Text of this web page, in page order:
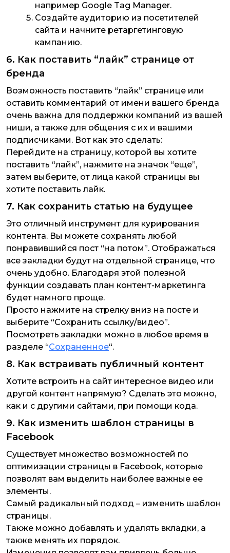
например Google Tag Manager.
Создайте аудиторию из посетителей
сайта и начните ретаргетинговую
кампанию.
6. Как поставить “лайк” странице от
бренда
Возможность поставить “лайк” странице или
оставить комментарий от имени вашего бренда
очень важна для поддержки компаний из вашей
ниши, а также для общения с их и вашими
подписчиками. Вот как это сделать:
Перейдите на страницу, которой вы хотите
поставить “лайк”, нажмите на значок “еще”,
затем выберите, от лица какой страницы вы
хотите поставить лайк.
7. Как сохранить статью на будущее
Это отличный инструмент для курирования
контента. Вы можете сохранять любой
понравившийся пост “на потом”. Отображаться
все закладки будут на отдельной странице, что
очень удобно. Благодаря этой полезной
функции создавать план контент-маркетинга
будет намного проще.
Просто нажмите на стрелку вниз на посте и
выберите “Сохранить ссылку/видео”.
Посмотреть закладки можно в любое время в
разделе “Сохраненное“.
8. Как встраивать публичный контент
Хотите встроить на сайт интересное видео или
другой контент напрямую? Сделать это можно,
как и с другими сайтами, при помощи кода.
9. Как изменить шаблон страницы в
Facebook
Существует множество возможностей по
оптимизации страницы в Facebook, которые
позволят вам выделить наиболее важные ее
элементы.
Самый радикальный подход – изменить шаблон
страницы.
Также можно добавлять и удалять вкладки, а
также менять их порядок.